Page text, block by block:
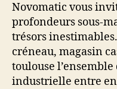
Novomatic vous
profondeurs sous-
trésors
créneau, magasin
toulouse
industrielle entre